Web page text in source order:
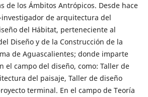
de los Ámbitos Antrópicos. Desde hace
investigador de arquitectura del
del Hábitat, perteneciente al
Diseño y de la Construcción de la
de Aguascalientes; donde imparte
el campo del diseño, como: Taller de
del paisaje, Taller de diseño
terminal. En el campo de Teoría